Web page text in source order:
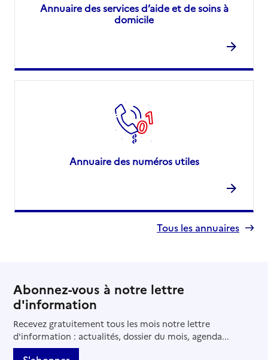
Annuaire des services d’aide et de soins à
domicile
Annuaire des numéros utiles
Tous les annuaires
Abonnez-vous à notre lettre
d'information
Recevez gratuitement tous les mois notre lettre
d'information : actualités, dossier du mois, agenda...